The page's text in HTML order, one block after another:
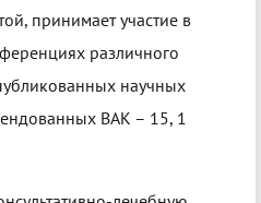
принимает участие в
различного
научных
ВАК – 15, 1